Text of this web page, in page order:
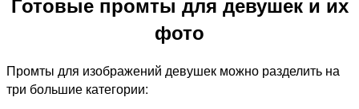
фото
Промты для изображений девушек можно разделить на
три большие категории: